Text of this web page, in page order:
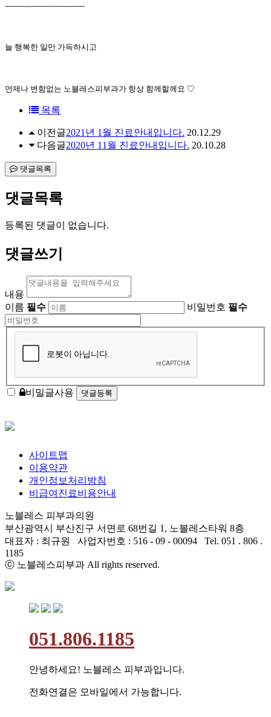
---------------------------------
늘 행복한 일만 가득하시고
언제나 변함없는 노블레스피부과가 항상 함께할께요 ♡
목록
이전글2021년 1월 진료안내입니다. 20.12.29
다음글2020년 11월 진료안내입니다. 20.10.28
댓글목록
댓글목록
등록된 댓글이 없습니다.
댓글쓰기
내용
이름 필수 비밀번호 필수
비밀글사용
사이트맵
이용약관
개인정보처리방침
비급여진료비용안내
노블레스 피부과의원
부산광역시 부산진구 서면로 68번길 1, 노블레스타워 8층
대표자 : 최규원 사업자번호 : 516 - 09 - 00094 Tel. 051 . 806 .
1185
ⓒ 노블레스피부과 All rights reserved.
051.806.1185
안녕하세요! 노블레스 피부과입니다.
전화연결은 모바일에서 가능합니다.